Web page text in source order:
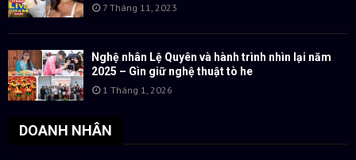
7 Tháng 11, 2023
Nghệ nhân Lệ Quyên và hành trình nhìn lại năm
2025 – Gìn giữ nghệ thuật tò he
1 Tháng 1, 2026
DOANH NHÂN